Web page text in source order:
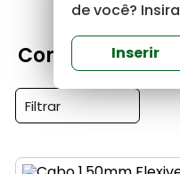
de você?
Inserir
Filtrar
porta
revestimento
argamassa
6º
telha
8º
tinta